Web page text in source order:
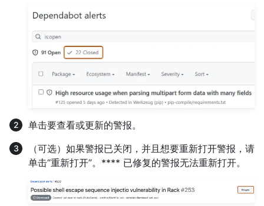
单击要查看或更新的警报。
（可选）如果警报已关闭，并且想要重新打开警报，请
单击“重新打开”。**** 已修复的警报无法重新打开。